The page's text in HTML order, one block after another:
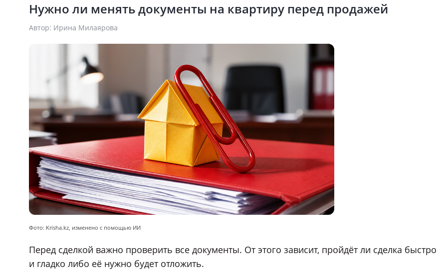
Нужно ли менять документы на квартиру перед продажей
Автор: Ирина Милаярова
Фото: Krisha.kz, изменено с помощью ИИ
Перед сделкой важно проверить все документы. От этого зависит, пройдёт ли сделка быстро
и гладко либо её нужно будет отложить.